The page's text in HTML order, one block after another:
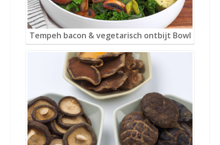
Tempeh bacon & vegetarisch ontbijt Bowl